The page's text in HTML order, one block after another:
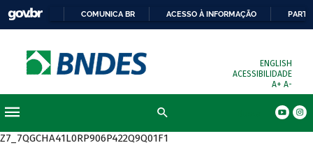
COMUNICA BR ACESSO À INFORMAÇÃO
ENGLISH
ACESSIBILIDADE
A+ A-
Z7_7QGCHA41L0RP906P422Q9Q01F1